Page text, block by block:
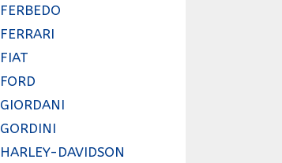
FERBEDO
FERRARI
FIAT
FORD
GIORDANI
GORDINI
HARLEY-DAVIDSON